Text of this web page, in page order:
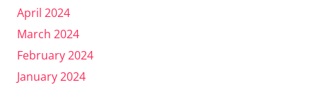
April 2024
March 2024
February 2024
January 2024